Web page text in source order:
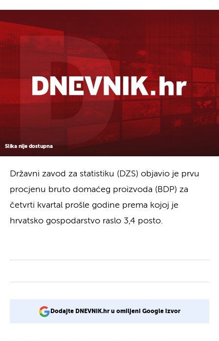
Slika nije dostupna
Državni zavod za statistiku (DZS) objavio je prvu
procjenu bruto domaćeg proizvoda (BDP) za
četvrti kvartal prošle godine prema kojoj je
hrvatsko gospodarstvo raslo 3,4 posto.
Dodajte DNEVNIK.hr u omiljeni Google izvor